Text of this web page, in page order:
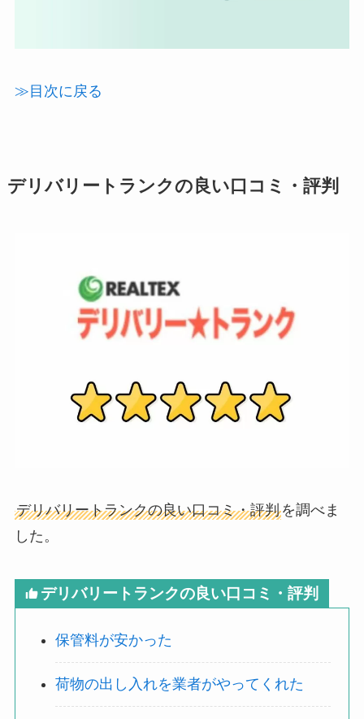
≫目次に戻る
デリバリートランクの良い口コミ・評判
デリバリートランクの良い口コミ・評判を調べま
した。
デリバリートランクの良い口コミ・評判
保管料が安かった
荷物の出し入れを業者がやってくれた